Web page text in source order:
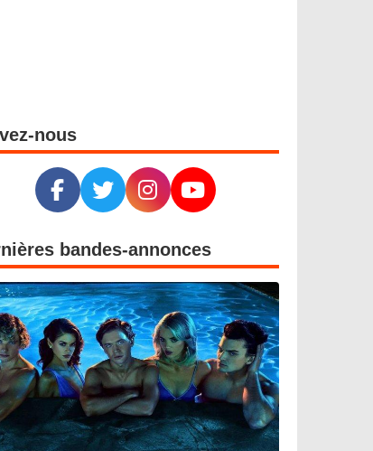
nous
bandes-annonces